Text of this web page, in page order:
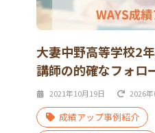
大妻中野高等学校2
講師の的確なフォロ
2021年10月19日 2026
成績アップ事例紹介